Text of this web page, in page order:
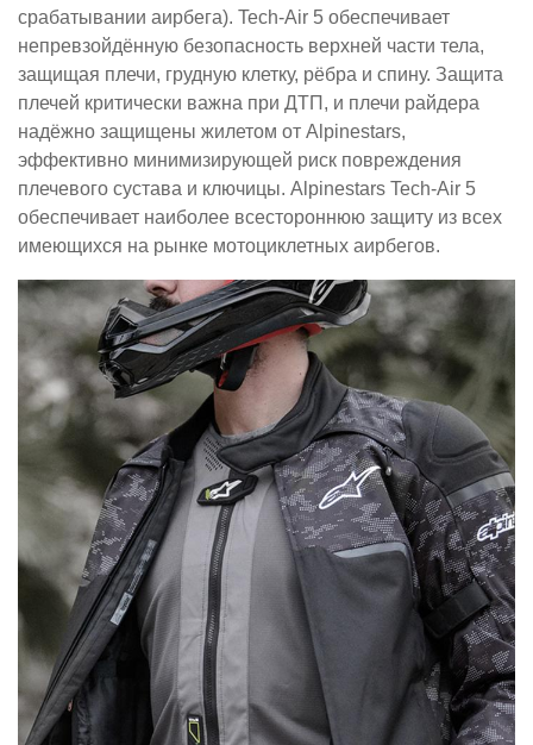
срабатывании аирбега). Tech-Air 5 обеспечивает
непревзойдённую безопасность верхней части тела,
защищая плечи, грудную клетку, рёбра и спину. Защита
плечей критически важна при ДТП, и плечи райдера
надёжно защищены жилетом от Alpinestars,
эффективно минимизирующей риск повреждения
плечевого сустава и ключицы. Alpinestars Tech-Air 5
обеспечивает наиболее всестороннюю защиту из всех
имеющихся на рынке мотоциклетных аирбегов.